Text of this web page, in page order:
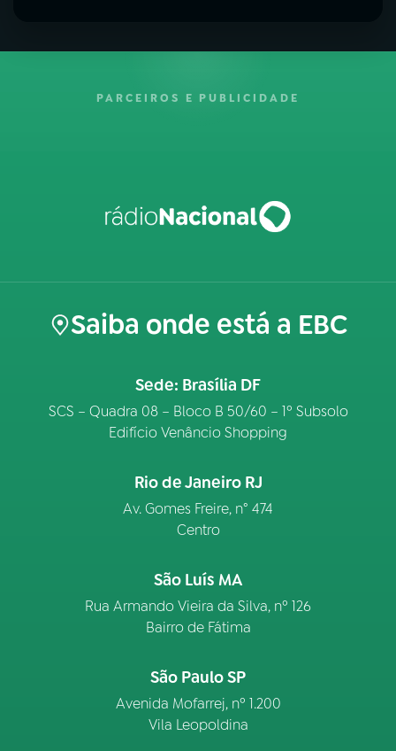
PARCEIROS E PUBLICIDADE
Saiba onde está a EBC
Sede: Brasília DF
SCS – Quadra 08 – Bloco B 50/60 – 1º Subsolo
Edifício Venâncio Shopping
Rio de Janeiro RJ
Av. Gomes Freire, n° 474
Centro
São Luís MA
Rua Armando Vieira da Silva, nº 126
Bairro de Fátima
São Paulo SP
Avenida Mofarrej, nº 1.200
Vila Leopoldina